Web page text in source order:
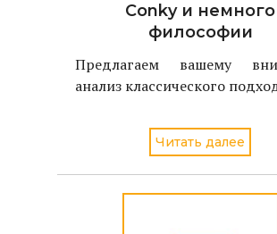
Conky и немного
философии
Предлагаем вашему
анализ классического
Читать далее